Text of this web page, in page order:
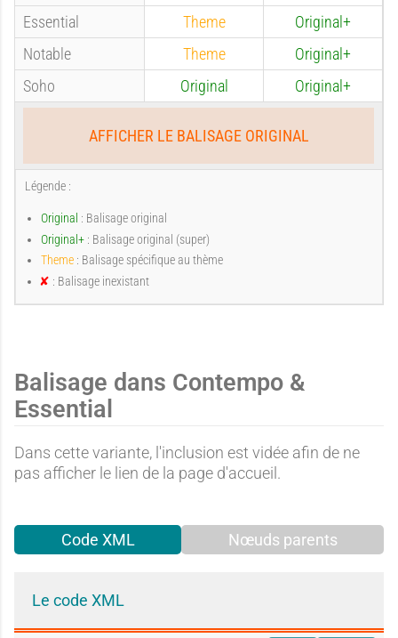
s
a
g
e
:
A
u
s
a
e
:
A
u
'
u
s
a
g
e
:
'
u
a
g
e
:
Essential
Theme
Original+
Notable
Theme
Original+
Soho
Original Original+
AFFICHER LE BALISAGE ORIGINAL
Légende :
Original : Balisage original
Original+ : Balisage original (super)
Theme : Balisage spécifique au thème
n
s
t
a
n
: Balisage inexistant
Balisage dans Contempo &
Essential
Dans cette variante, l'inclusion est vidée afin de ne
pas afficher le lien de la page d'accueil.
Code XML Nœuds parents
Le code XML